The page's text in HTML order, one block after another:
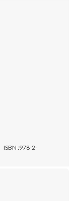
ISBN :978-2-